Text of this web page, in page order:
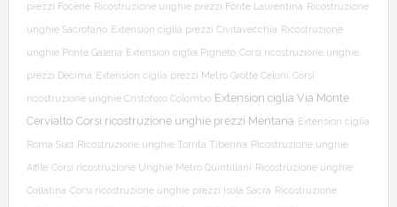
prezzi Focene Ricostruzione unghie prezzi Fonte Laurentina Ricostruzione
unghie Sacrofano Extension ciglia prezzi Civitavecchia Ricostruzione
unghie Ponte Galeria Extension ciglia Pigneto Corsi ricostruzione unghie
prezzi Decima Extension ciglia prezzi Metro Grotte Celoni Corsi
ricostruzione unghie Cristoforo Colombo Extension ciglia Via Monte
Cervialto Corsi ricostruzione unghie prezzi Mentana Extension ciglia
Roma Sud Ricostruzione unghie Torrita Tiberina Ricostruzione unghie
Affile Corsi ricostruzione Unghie Metro Quintiliani Ricostruzione unghie
Collatina Corsi ricostruzione unghie prezzi Isola Sacra Ricostruzione